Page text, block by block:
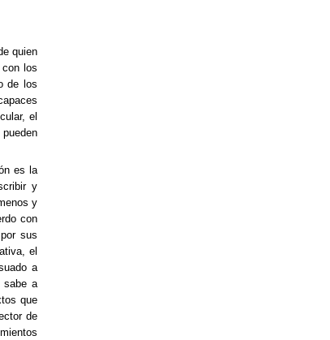
quien
los
de los
el
es la
y
y
con
sus
el
a
sabe a
que
de